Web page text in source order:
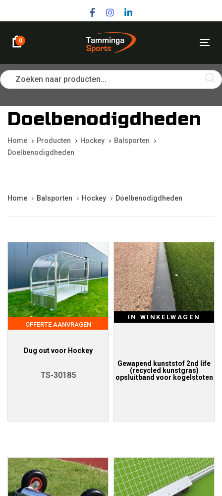
navigation
content
0
Zoeken naar producten...
Doelbenodigdheden
Home Producten Hockey
Balsporten
Doelbenodigdheden
Home Balsporten Hockey Doelbenodigdheden
OFFERTE AANVRAGEN
Dug out voor Hockey
TS-30185
IN WINKELWAGEN
Gewapend kunststof 2nd life
(recycled kunstgras)
opsluitband voor kogelstoten